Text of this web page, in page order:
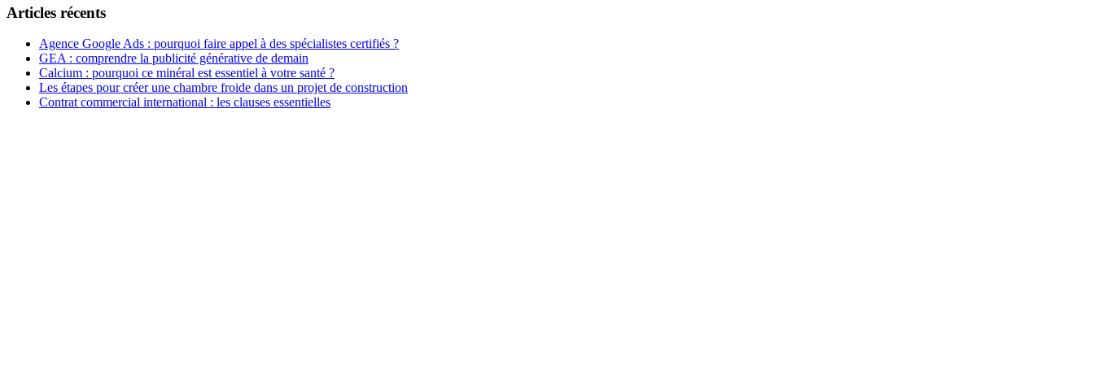
Articles récents
Agence Google Ads : pourquoi faire appel à des spécialistes certifiés ?
GEA : comprendre la publicité générative de demain
Calcium : pourquoi ce minéral est essentiel à votre santé ?
Les étapes pour créer une chambre froide dans un projet de construction
Contrat commercial international : les clauses essentielles